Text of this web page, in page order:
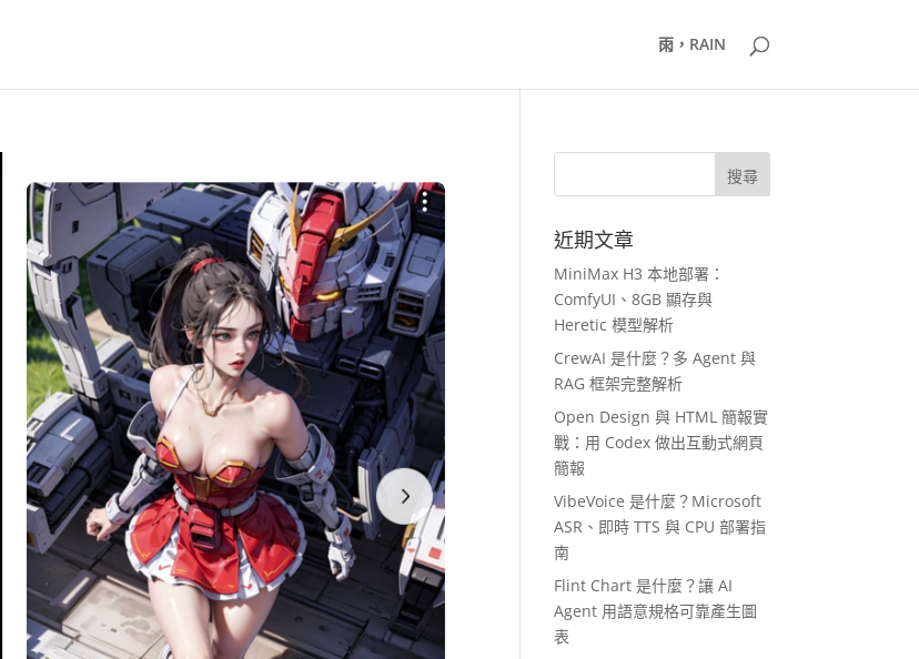
雨，RAIN
近期文章
MiniMax H3 本地部署：
ComfyUI、8GB 顯存與
Heretic 模型解析
CrewAI 是什麼？多 Agent 與
RAG 框架完整解析
Open Design 與 HTML 簡報實
戰：用 Codex 做出互動式網頁
簡報
VibeVoice 是什麼？Microsoft
ASR、即時 TTS 與 CPU 部署指
南
Flint Chart 是什麼？讓 AI
Agent 用語意規格可靠產生圖
表